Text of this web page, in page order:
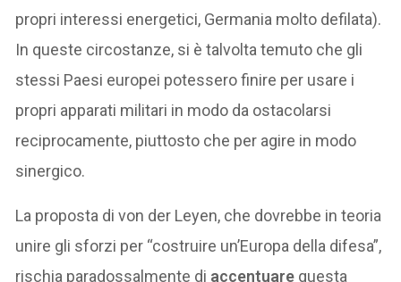
propri interessi energetici, Germania molto defilata).
In queste circostanze, si è talvolta temuto che gli
stessi Paesi europei potessero finire per usare i
propri apparati militari in modo da ostacolarsi
reciprocamente, piuttosto che per agire in modo
sinergico.
La proposta di von der Leyen, che dovrebbe in teoria
unire gli sforzi per “costruire un’Europa della difesa”,
rischia paradossalmente di accentuare questa